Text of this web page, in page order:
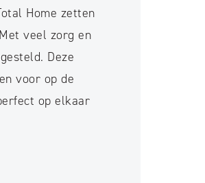
Home zetten
veel zorg en
Deze
voor op de
op elkaar